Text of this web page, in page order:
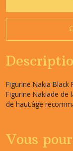
Figurine Nakia Black
Figurine Nakiade de
de haut.âge
Vous